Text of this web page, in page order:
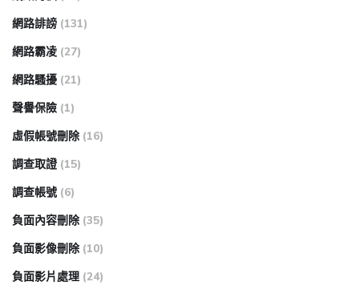
網路誹謗 (131)
網路霸凌 (27)
網路騷擾 (21)
聲譽保險 (1)
虛假帳號刪除 (16)
調查取證 (15)
調查帳號 (6)
負面內容刪除 (35)
負面影像刪除 (10)
負面影片處理 (24)